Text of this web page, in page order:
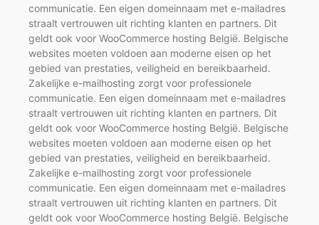
communicatie. Een eigen domeinnaam met e-mailadres
straalt vertrouwen uit richting klanten en partners. Dit
geldt ook voor WooCommerce hosting België. Belgische
websites moeten voldoen aan moderne eisen op het
gebied van prestaties, veiligheid en bereikbaarheid.
Zakelijke e-mailhosting zorgt voor professionele
communicatie. Een eigen domeinnaam met e-mailadres
straalt vertrouwen uit richting klanten en partners. Dit
geldt ook voor WooCommerce hosting België. Belgische
websites moeten voldoen aan moderne eisen op het
gebied van prestaties, veiligheid en bereikbaarheid.
Zakelijke e-mailhosting zorgt voor professionele
communicatie. Een eigen domeinnaam met e-mailadres
straalt vertrouwen uit richting klanten en partners. Dit
geldt ook voor WooCommerce hosting België. Belgische